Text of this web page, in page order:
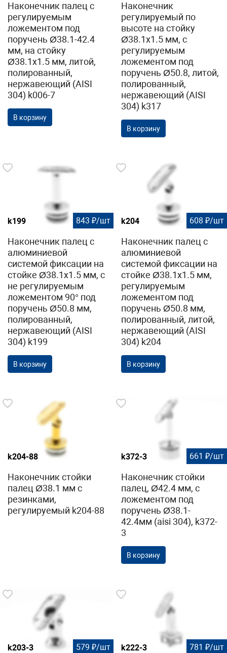
Наконечник палец с
регулируемым
ложементом под
поручень Ø38.1-42.4
мм, на стойку
Ø38.1х1.5 мм, литой,
полированный,
нержавеющий (AISI
304) k006-7
В корзину
Наконечник
регулируемый по
высоте на стойку
Ø38.1х1.5 мм, с
регулируемым
ложементом под
поручень Ø50.8, литой,
полированный,
нержавеющий (AISI
304) k317
В корзину
k199 843 ₽/шт
Наконечник палец с
алюминиевой
системой фиксации на
стойке Ø38.1х1.5 мм, с
не регулируемым
ложементом 90° под
поручень Ø50.8 мм,
полированный,
нержавеющий (AISI
304) k199
В корзину
k204 608 ₽/шт
Наконечник палец с
алюминиевой
системой фиксации на
стойке Ø38.1х1.5 мм,
регулируемым
ложементом под
поручень Ø50.8 мм,
полированный, литой,
нержавеющий (AISI
304) k204
В корзину
k204-88
Наконечник стойки
палец Ø38.1 мм с
резинками,
регулируемый k204-88
k372-3 661 ₽/шт
Наконечник стойки
палец, Ø42.4 мм, с
ложементом под
поручень Ø38.1-
42.4мм (aisi 304), k372-
3
В корзину
k203-3 579 ₽/шт k222-3 781 ₽/шт